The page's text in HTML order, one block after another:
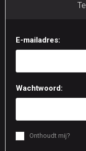
E-mailadres:
Wachtwoord:
Onthoudt mij?